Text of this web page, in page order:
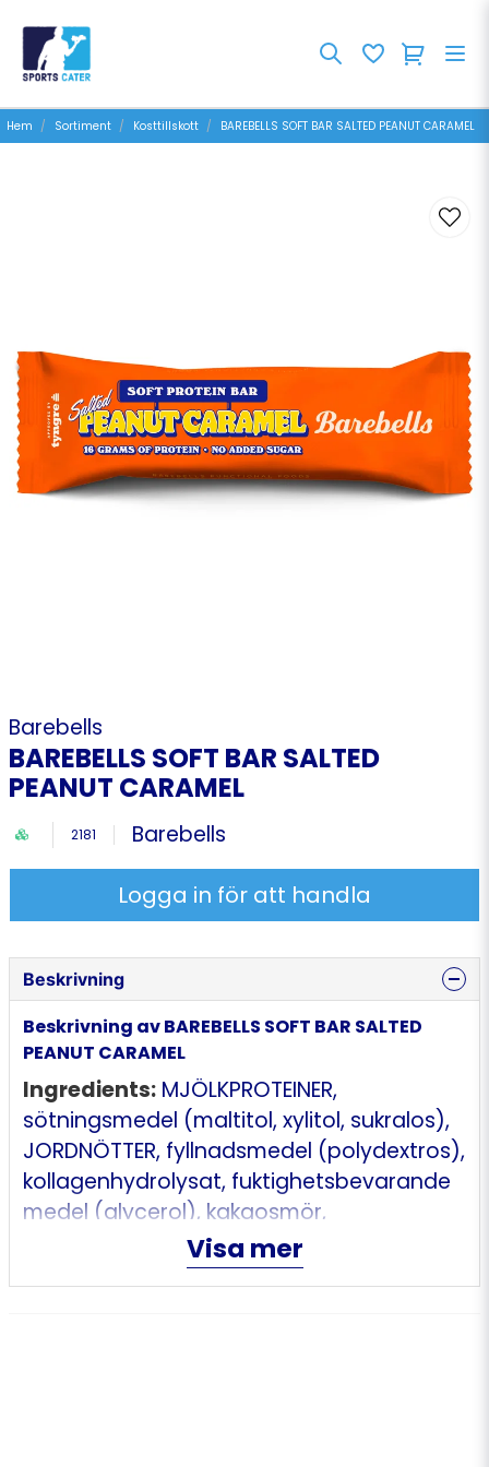
Hem Sortiment Kosttillskott BAREBELLS SOFT BAR SALTED PEANUT CARAMEL
Barebells
BAREBELLS SOFT BAR SALTED
PEANUT CARAMEL
2181 Barebells
Logga in för att handla
Beskrivning
Beskrivning av BAREBELLS SOFT BAR SALTED
PEANUT CARAMEL
Ingredients: MJÖLKPROTEINER,
sötningsmedel (maltitol, xylitol, sukralos),
JORDNÖTTER, fyllnadsmedel (polydextros),
kollagenhydrolysat, fuktighetsbevarande
medel (glycerol), kakaosmör,
HELMJÖLKSPULVER, kakaomassa, sojaolja,
salt (0,14%), aromer, emulgeringsmedel
Visa mer